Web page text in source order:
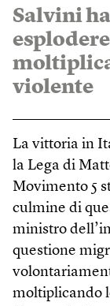
Salvini
violente
La vittoria in
la Lega di
Movimento 5
culmine di
ministro
questione
moltiplicando